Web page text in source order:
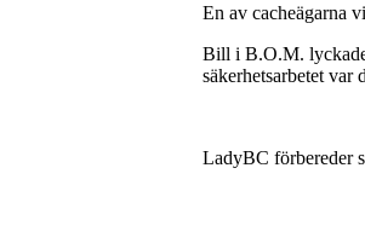
En av cacheägarna
Bill i B.O.M.
säkerhetsarbetet var
LadyBC förbereder